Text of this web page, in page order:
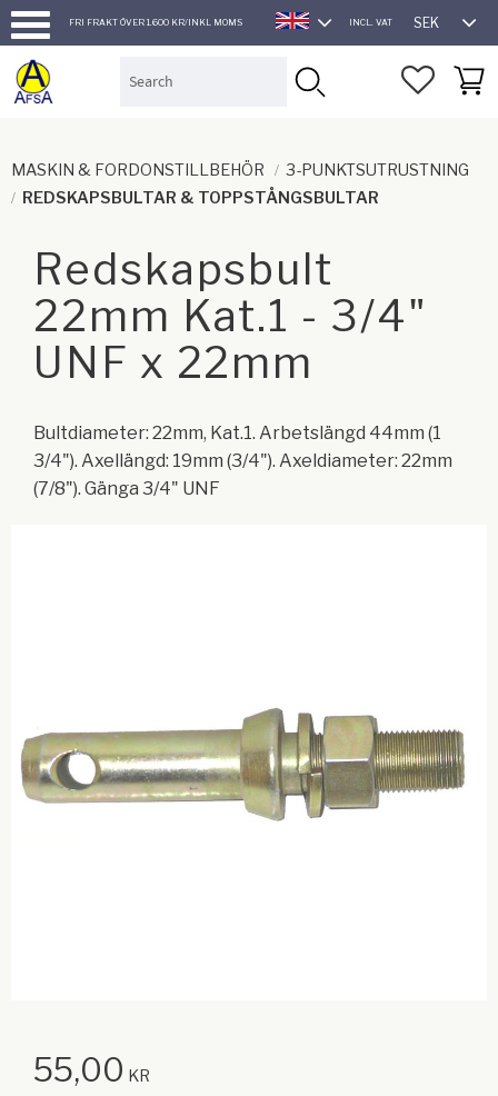
Menu
FRI FRAKT ÖVER 1.600 KR/INKL MOMS
ENGLISH
INCL. VAT SEK
MASKIN & FORDONSTILLBEHÖR
3-PUNKTSUTRUSTNING
REDSKAPSBULTAR & TOPPSTÅNGSBULTAR
Redskapsbult
22mm Kat.1 - 3/4"
UNF x 22mm
​Bultdiameter: 22mm, Kat.1. Arbetslängd 44mm (1
3/4"). Axellängd: 19mm (3/4"). Axeldiameter: 22mm
(7/8"). Gänga 3/4" UNF
55,00 KR